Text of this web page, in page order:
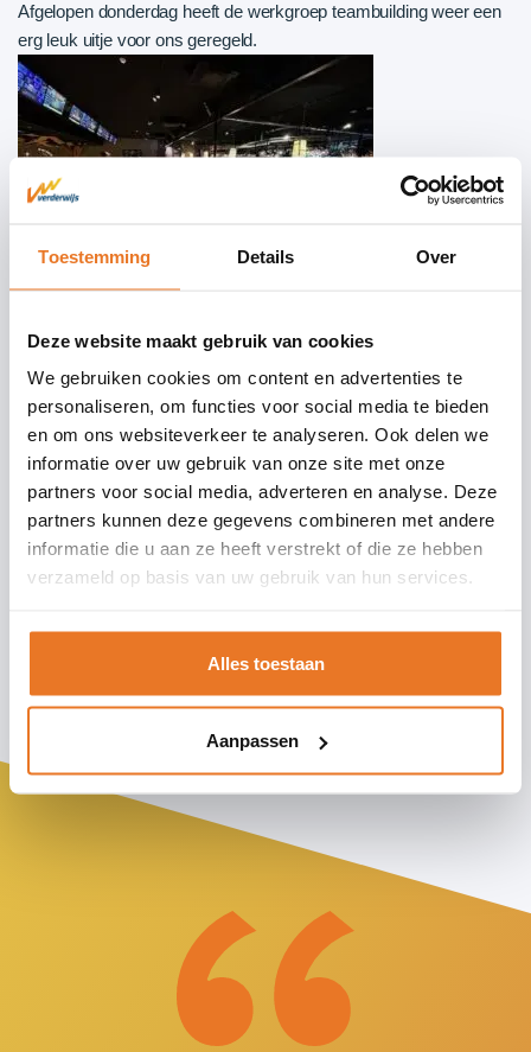
Toestemming Details Over
Deze website maakt gebruik van cookies
We gebruiken cookies om content en advertenties te
personaliseren, om functies voor social media te bieden
en om ons websiteverkeer te analyseren. Ook delen we
informatie over uw gebruik van onze site met onze
partners voor social media, adverteren en analyse. Deze
partners kunnen deze gegevens combineren met andere
informatie die u aan ze heeft verstrekt of die ze hebben
verzameld op basis van uw gebruik van hun services.
Alles toestaan
Aanpassen
Afgelopen donderdag heeft de werkgroep teambuilding weer een
erg leuk uitje voor ons geregeld.
Wij gingen met
alle juffen en meesters bowlen. En wat wordt iedereen daar toch
fanatiek van!! Als afsluiting zijn we heerlijk gaan tafelgrillen, wat
een top uitje!